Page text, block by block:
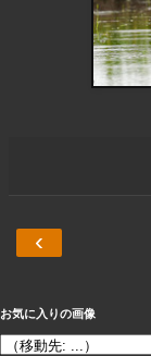
‹
お気に入りの画像